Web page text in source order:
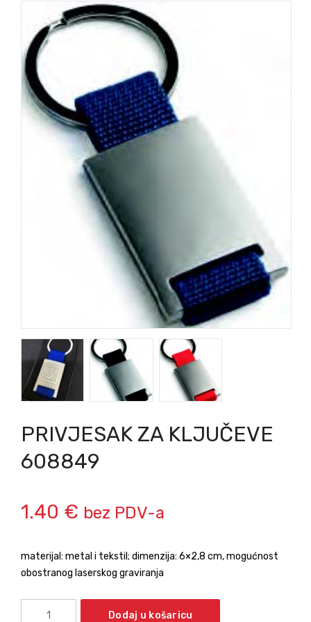
PRIVJESAK ZA KLJUČEVE
608849
1.40 € bez PDV-a
materijal: metal i tekstil; dimenzija: 6×2,8 cm, mogućnost
obostranog laserskog graviranja
Dodaj u košaricu